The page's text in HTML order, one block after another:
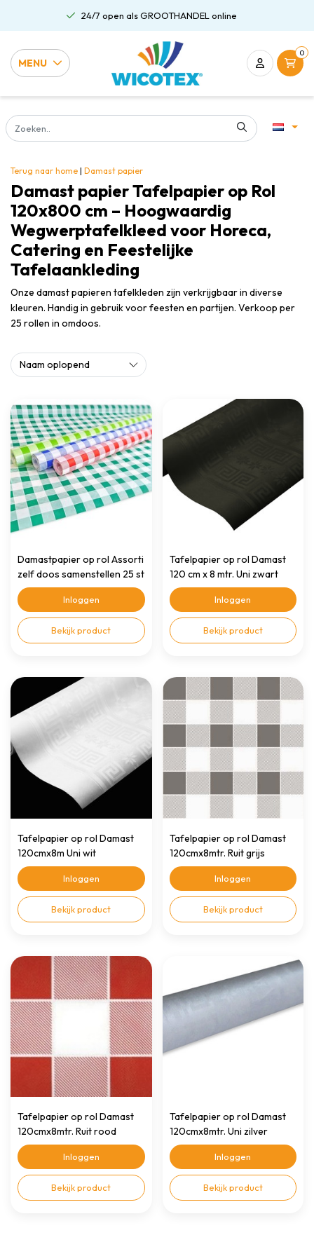
24/7 open als GROOTHANDEL online
MENU
0
Terug naar home | Damast papier
Damast papier Tafelpapier op Rol
120x800 cm – Hoogwaardig
Wegwerptafelkleed voor Horeca,
Catering en Feestelijke
Tafelaankleding
Onze damast papieren tafelkleden zijn verkrijgbaar in diverse
kleuren. Handig in gebruik voor feesten en partijen. Verkoop per
25 rollen in omdoos.
Damastpapier op rol Assorti
zelf doos samenstellen 25 st
Inloggen
Bekijk product
Tafelpapier op rol Damast
120 cm x 8 mtr. Uni zwart
Inloggen
Bekijk product
Tafelpapier op rol Damast
120cmx8m Uni wit
Inloggen
Bekijk product
Tafelpapier op rol Damast
120cmx8mtr. Ruit grijs
Inloggen
Bekijk product
Tafelpapier op rol Damast
120cmx8mtr. Ruit rood
Inloggen
Bekijk product
Tafelpapier op rol Damast
120cmx8mtr. Uni zilver
Inloggen
Bekijk product